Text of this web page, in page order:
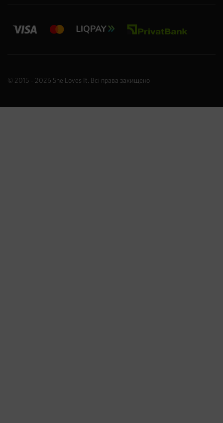
© 2015 - 2026 She Loves It. Всі права захищено